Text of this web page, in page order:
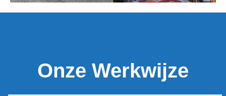
Onze Werkwijze